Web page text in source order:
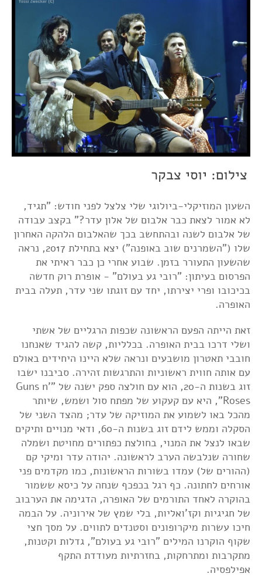
צילום: יוסי צבקר
השעון המוזיקלי-ביולוגי שלי צלצל לפני חודש: "תגיד,
לא אמור לצאת כבר אלבום של אלון עדר?" בקצב עבודה
של אלבום לשנה ובהתחשב בכך שהאלבום הלהקה האחרון
שלו ("השמרנים שוב באופנה") יצא בתחילת 2017, נראה
שהשעון התעורר בזמן. שבוע אחרי כן כבר ראיתי את
הפרסום בעיתון: "רובי גע בעולם" - אופרת רוק חדשה
בכיכובו ופרי יצירתו, יחד עם זוגתו שני עדר, תעלה בבית
האופרה.
זאת הייתה הפעם הראשונה שכפות הרגליים של אשתי
ושלי דרכו בבית האופרה. בכלליות, קשה להגיד שאנחנו
חובבי תאטרון מושבעים ונראה שלא היינו היחידים באולם
עם אותה חווית ראשוניות והתרגשות זהירה. סביבנו ישבו
זוג בשנות ה-20, הוא עם חולצה ספק ישנה של "Guns n'
Roses", היא עם קעקוע של מפתח סול ושמש, שיותר
מהכל באו לשמוע את המוזיקה של עדר; מהצד השני של
הסקלה וממש לידם זוג בשנות ה-60, ודאי מנויים ותיקים
שבאו לנצל את המנוי, בחולצת כפתורים מחויטת ושמלה
שחורה שנלבשה הערב לראשונה. יהודה עדר ומיקי קם
(ההורים של) עמדו בשורות הראשונות, כמו מקדמים פני
אורחים לחתונה. כף רגל בכפכף שנחה על כיסא ששמור
בהוקרה לאחד התורמים של האופרה, הדגימה את הערבוב
של חגיגיות וקז'ואליות, בלי שמץ של אירוניה. על הבמה
חיכו עשרות מיקרופונים וסטנדים לתווים. על מסך חצי
שקוף הוקרנו המילים "רובי גע בעולם", גדלות וקטנות,
מתקרבות ומתרחקות, בחזרתיות מעודדת התקף
אפילפסיה.